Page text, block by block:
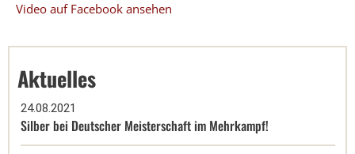
Video auf Facebook ansehen
Aktuelles
24.08.2021
Silber bei Deutscher Meisterschaft im Mehrkampf!